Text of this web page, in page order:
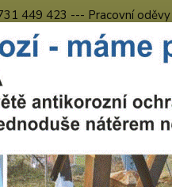
449 423 --- Pracovní
Česká Lípa
Hledat
Pilové kotouče